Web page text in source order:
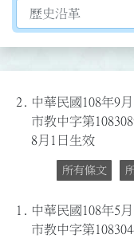
切換選擇法規資訊內
2.
中華民國108年9
市教中字第
8月1日生效
所有條文
1. 中華民國108年5
市教中字第